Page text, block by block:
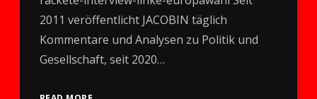
2011 veröffentlicht JACOBIN täglich
Kommentare und Analysen zu Politik und
Gesellschaft, seit 2020…